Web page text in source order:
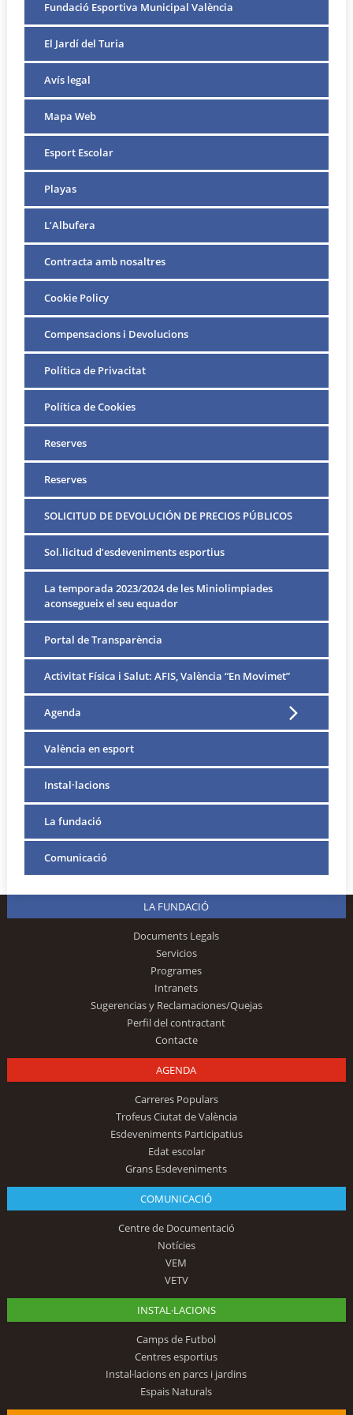
Fundació Esportiva Municipal València
El Jardí del Turia
Avís legal
Mapa Web
Esport Escolar
Playas
L’Albufera
Contracta amb nosaltres
Cookie Policy
Compensacions i Devolucions
Política de Privacitat
Política de Cookies
Reserves
Reserves
SOLICITUD DE DEVOLUCIÓN DE PRECIOS PÚBLICOS
Sol.licitud d’esdeveniments esportius
La temporada 2023/2024 de les Miniolimpiades
aconsegueix el seu equador
Portal de Transparència
Activitat Física i Salut: AFIS, València “En Movimet”
Agenda
València en esport
Instal·lacions
La fundació
Comunicació
LA FUNDACIÓ
Documents Legals
Servicios
Programes
Intranets
Sugerencias y Reclamaciones/Quejas
Perfil del contractant
Contacte
AGENDA
Carreres Populars
Trofeus Ciutat de València
Esdeveniments Participatius
Edat escolar
Grans Esdeveniments
COMUNICACIÓ
Centre de Documentació
Notícies
VEM
VETV
INSTAL·LACIONS
Camps de Futbol
Centres esportius
Instal·lacions en parcs i jardins
Espais Naturals